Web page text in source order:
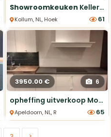
Showroomkeuken Keller cactus Groen zeer compleet
Kollum, NL, Hoek keukens 61
greeploos. van €24000
3950.00 € 6
opheffing uitverkoop Moet weg.
Apeldoorn, NL, Rechte Keukens65